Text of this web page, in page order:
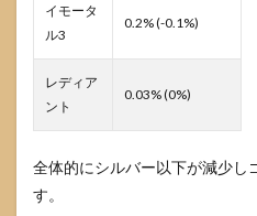
イモータ
ル3
0.2% (-0.1%)
レディア
ント
0.03% (0%)
全体的にシルバー以下が減少し
す。